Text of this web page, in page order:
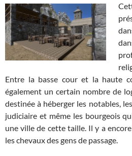
Entre la basse cour et la haute
également un certain nombre de
destinée à héberger les notables,
judiciaire et même les bourgeois
une ville de cette taille. Il y a
les chevaux des gens de passage.